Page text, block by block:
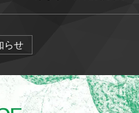
らせ